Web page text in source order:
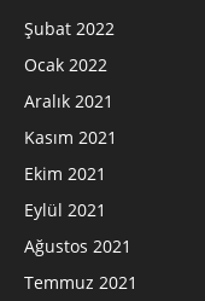
Şubat 2022
Ocak 2022
Aralık 2021
Kasım 2021
Ekim 2021
Eylül 2021
Ağustos 2021
Temmuz 2021